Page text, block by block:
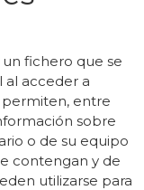
un fichero que se
al acceder a
permiten, entre
sobre
o de su equipo
contengan y de
utilizarse para